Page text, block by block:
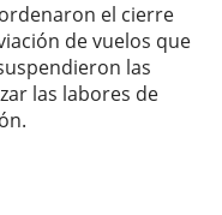
el cierre
de vuelos que
las
las labores de